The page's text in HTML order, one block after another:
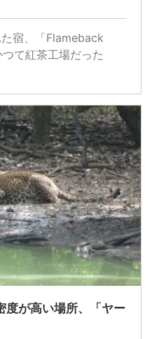
宿、「Flameback
て紅茶工場だった
度が高い場所、「ヤー